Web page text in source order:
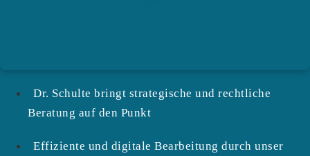
Dr. Schulte bringt strategische und rechtliche
Beratung auf den Punkt
Effiziente und digitale Bearbeitung durch unser